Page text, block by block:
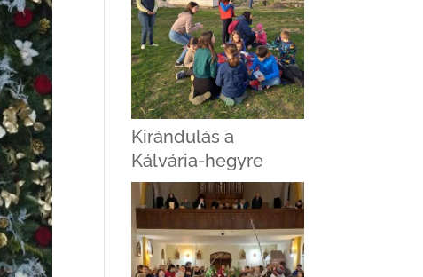
Kirándulás a
Kálvária-hegyre